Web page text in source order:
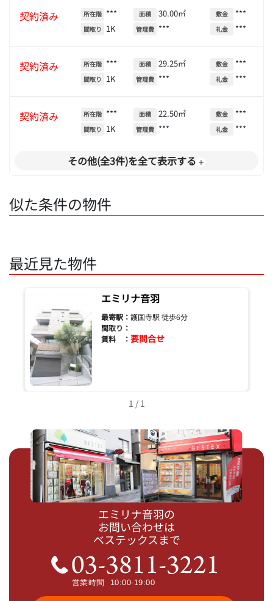
契約済み 所在階 ***
間取り 1K
面積 30.00㎡
管理費 ***
敷金 ***
礼金 ***
契約済み 所在階 ***
間取り 1K
面積 29.25㎡
管理費 ***
敷金 ***
礼金 ***
契約済み 所在階 ***
間取り 1K
面積 22.50㎡
管理費 ***
敷金 ***
礼金 ***
その他(全3件)を全て表示する
似た条件の物件
最近見た物件
エミリナ音羽
最寄駅： 護国寺駅 徒歩6分
間取り：
賃料 ： 要問合せ
1 / 1
エミリナ音羽の
お問い合わせは
ベステックスまで